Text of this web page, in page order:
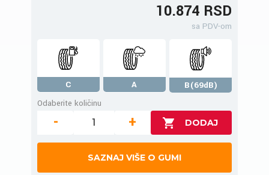
10.874 RSD
sa PDV-om
C A
B(69dB)
Odaberite količinu
- +
SAZNAJ VIŠE O GUMI